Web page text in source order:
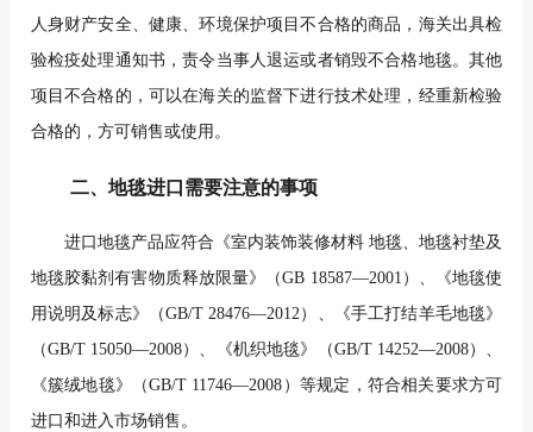
人身财产安全、健康、环境保护项目不合格的商品，海关出具检
验检疫处理通知书，责令当事人退运或者销毁不合格地毯。其他
项目不合格的，可以在海关的监督下进行技术处理，经重新检验
合格的，方可销售或使用。
二、地毯进口需要注意的事项
进口地毯产品应符合《室内装饰装修材料 地毯、地毯衬垫及
地毯胶黏剂有害物质释放限量》（GB 18587—2001）、《地毯使
用说明及标志》（GB/T 28476—2012）、《手工打结羊毛地毯》
（GB/T 15050—2008）、《机织地毯》（GB/T 14252—2008）、
《簇绒地毯》（GB/T 11746—2008）等规定，符合相关要求方可
进口和进入市场销售。